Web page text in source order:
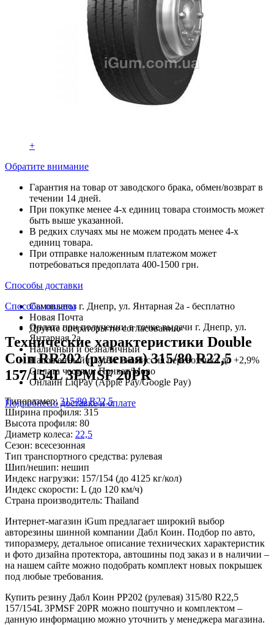
+
Обратите внимание
Гарантия на товар от заводского брака, обмен/возврат в
течении 14 дней.
При покупке менее 4-х единиц товара стоимость может
быть выше указанной.
В редких случаях мы не можем продать менее 4-х
единиц товара.
При отправке наложенным платежом может
потребоваться предоплата 400-1500 грн.
Способы доставки
Самовывоз г. Днепр, ул. Янтарная 2а - бесплатно
Новая Почта
Другие операторы по согласованию
Способы оплаты
Оплата при получении в точке выдачи г. Днепр, ул.
Янтарная 2а
Наличный и безналичный
Наложенный платеж - комиссия перевозчика до +2,9%
Оплата частями Приват/Mono
Онлайн LiqPay (Apple Pay/Google Pay)
Подробнее о доставке и оплате
Технические характеристики Double
Coin RR202 (рулевая) 315/80 R22,5
157/154L 3PMSF 20PR
Типоразмер:315/80 R22,5
Ширина профиля: 315
Высота профиля: 80
Диаметр колеса: 22,5
Сезон: всесезонная
Тип транспортного средства: рулевая
Шип/нешип: нешип
Индекс нагрузки: 157/154 (до 4125 кг/кол)
Индекс скорости: L (до 120 км/ч)
Страна производитель: Thailand
Интернет-магазин iGum предлагает широкий выбор
авторезины шинной компании Дабл Коин. Подбор по авто,
типоразмеру, детальное описание технических характеристик
и фото дизайна протектора, автошины под заказ и в наличии –
на нашем сайте можно подобрать комплект новых покрышек
под любые требования.
Купить резину Дабл Коин РР202 (рулевая) 315/80 R22,5
157/154L 3PMSF 20PR можно поштучно и комплектом –
данную информацию можно уточнить у менеджера магазина.